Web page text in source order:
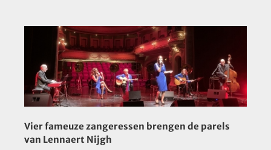
Vier fameuze zangeressen brengen de parels
van Lennaert Nijgh